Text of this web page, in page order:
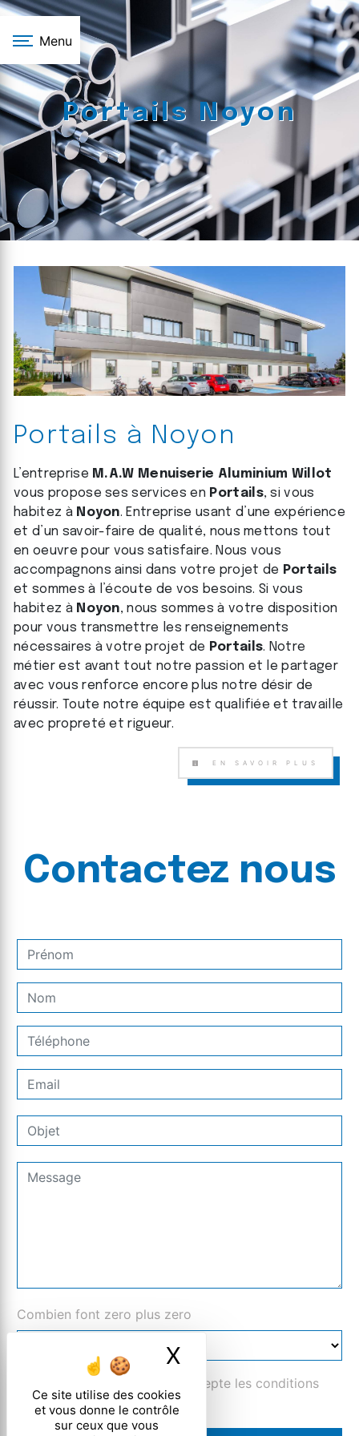
Panneau de gestion des cookies
Ce site utilise des cookies
et vous donne le contrôle
sur ceux que vous
X Masquer le
Menu
Portails Noyon
Portails à Noyon
L’entreprise M.A.W Menuiserie Aluminium Willot
vous propose ses services en Portails, si vous
habitez à Noyon. Entreprise usant d’une expérience
et d’un savoir-faire de qualité, nous mettons tout
en oeuvre pour vous satisfaire. Nous vous
accompagnons ainsi dans votre projet de Portails
et sommes à l’écoute de vos besoins. Si vous
habitez à Noyon, nous sommes à votre disposition
pour vous transmettre les renseignements
nécessaires à votre projet de Portails. Notre
métier est avant tout notre passion et le partager
avec vous renforce encore plus notre désir de
réussir. Toute notre équipe est qualifiée et travaille
avec propreté et rigueur.
EN SAVOIR PLUS
Contactez nous
Combien font zero plus zero
En cochant cette case, j'accepte les conditions
particulières ci-dessous **